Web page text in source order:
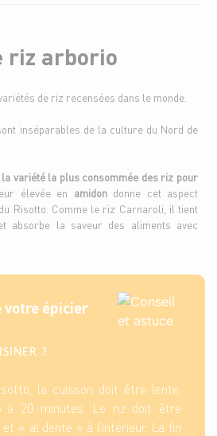
riz arborio
de riz recensées dans le monde.
inséparables de la culture du Nord de
variété la plus consommée des riz pour
élevée en amidondonne cet aspect
Risotto. Comme le riz Carnaroli, il tient
absorbe la saveur des aliments avec
votre épicier
?
la cuisson doit être lente,
à 20 minutes. Le riz doit être
et « al dente » à l’intérieur. La fin